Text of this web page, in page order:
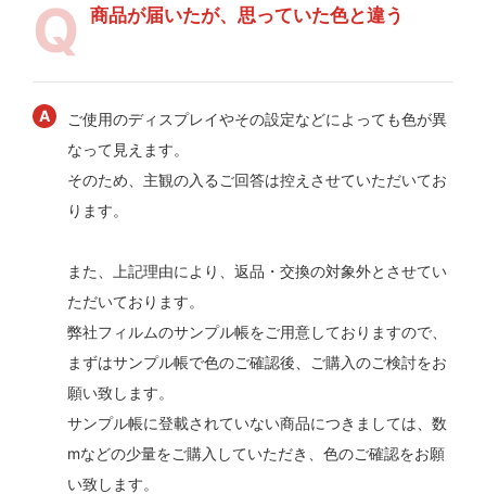
商品が届いたが、思っていた色と違う
ご使用のディスプレイやその設定などによっても色が異
なって見えます。
そのため、主観の入るご回答は控えさせていただいてお
ります。
また、上記理由により、返品・交換の対象外とさせてい
ただいております。
弊社フィルムのサンプル帳をご用意しておりますので、
まずはサンプル帳で色のご確認後、ご購入のご検討をお
願い致します。
サンプル帳に登載されていない商品につきましては、数
mなどの少量をご購入していただき、色のご確認をお願
い致します。